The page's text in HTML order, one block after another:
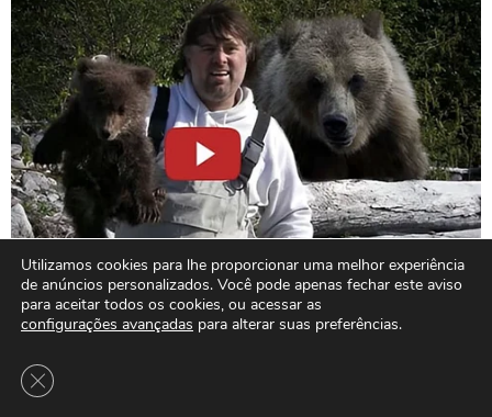
Utilizamos cookies para lhe proporcionar uma melhor experiência
de anúncios personalizados. Você pode apenas fechar este aviso
para aceitar todos os cookies, ou acessar as
configurações avançadas para alterar suas preferências.
Close GDPR Cookie Banner